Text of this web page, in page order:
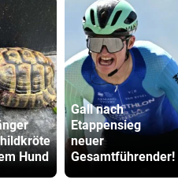
Hund
Gall nach
Etappensieg
neuer
Gesamtführender!